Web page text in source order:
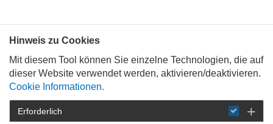
STARTSEITE DETAIL
Hinweis zu Cookies
Mit diesem Tool können Sie einzelne Technologien, die auf
dieser Website verwendet werden, aktivieren/deaktivieren.
Cookie Informationen.
Erforderlich